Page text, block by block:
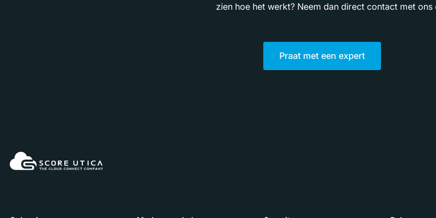
zien hoe het werkt? Neem dan direct contact met ons
Praat met een expert